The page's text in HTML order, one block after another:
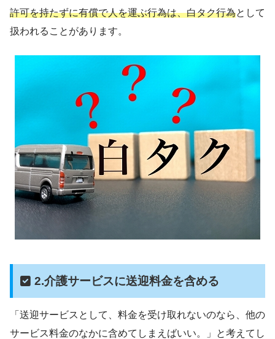
許可を持たずに有償で人を運ぶ行為は、白タク行為として
扱われることがあります。
2.介護サービスに送迎料金を含める
「送迎サービスとして、料金を受け取れないのなら、他の
サービス料金のなかに含めてしまえばいい。」と考えてし